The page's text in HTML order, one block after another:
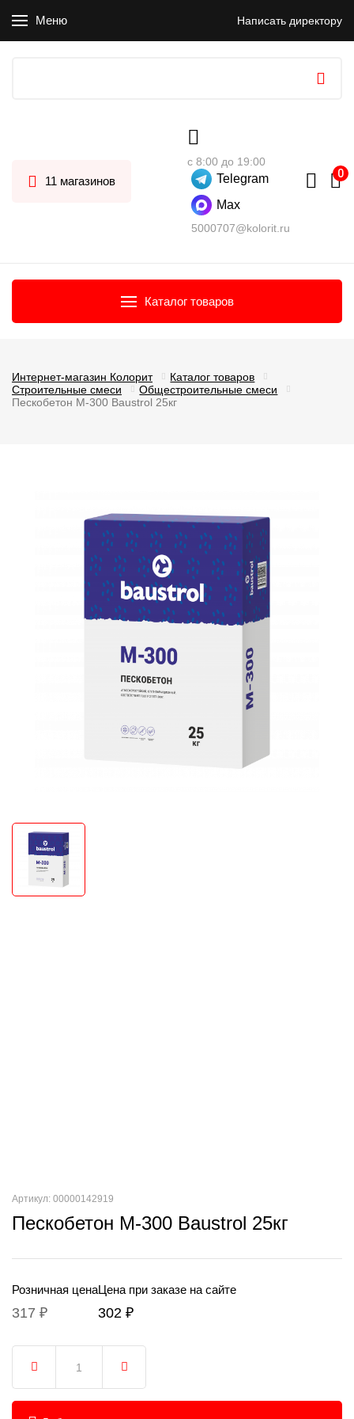
Меню Написать директору
11 магазинов
с 8:00 до 19:00
Telegram
Max
5000707@kolorit.ru
Каталог товаров
Интернет-магазин Колорит
Каталог товаров
Строительные смеси
Общестроительные смеси
Пескобетон М-300 Baustrol 25кг
Артикул: 00000142919
Пескобетон М-300 Baustrol 25кг
Розничная цена
317 ₽
Цена при заказе на сайте
302 ₽